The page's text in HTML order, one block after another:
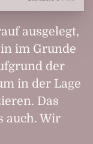
ausgelegt,
im Grunde
der
in der Lage
Das
auch. Wir